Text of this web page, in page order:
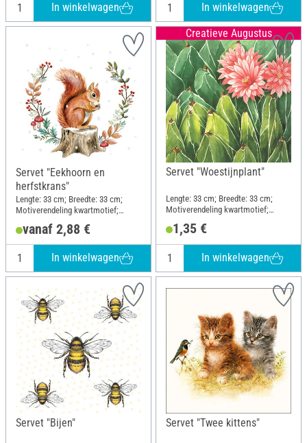
In winkelwagen In winkelwagen
Servet "Eekhoorn en
herfstkrans"
Lengte: 33 cm; Breedte: 33 cm;
Motiverendeling kwartmotief;
Materiaal: Papier
vanaf 2,88 €
In winkelwagen
Creatieve Augustus
Servet "Woestijnplant"
Lengte: 33 cm; Breedte: 33 cm;
Motiverendeling kwartmotief;
1,35 €
In winkelwagen
Servet "Bijen" Servet "Twee kittens"